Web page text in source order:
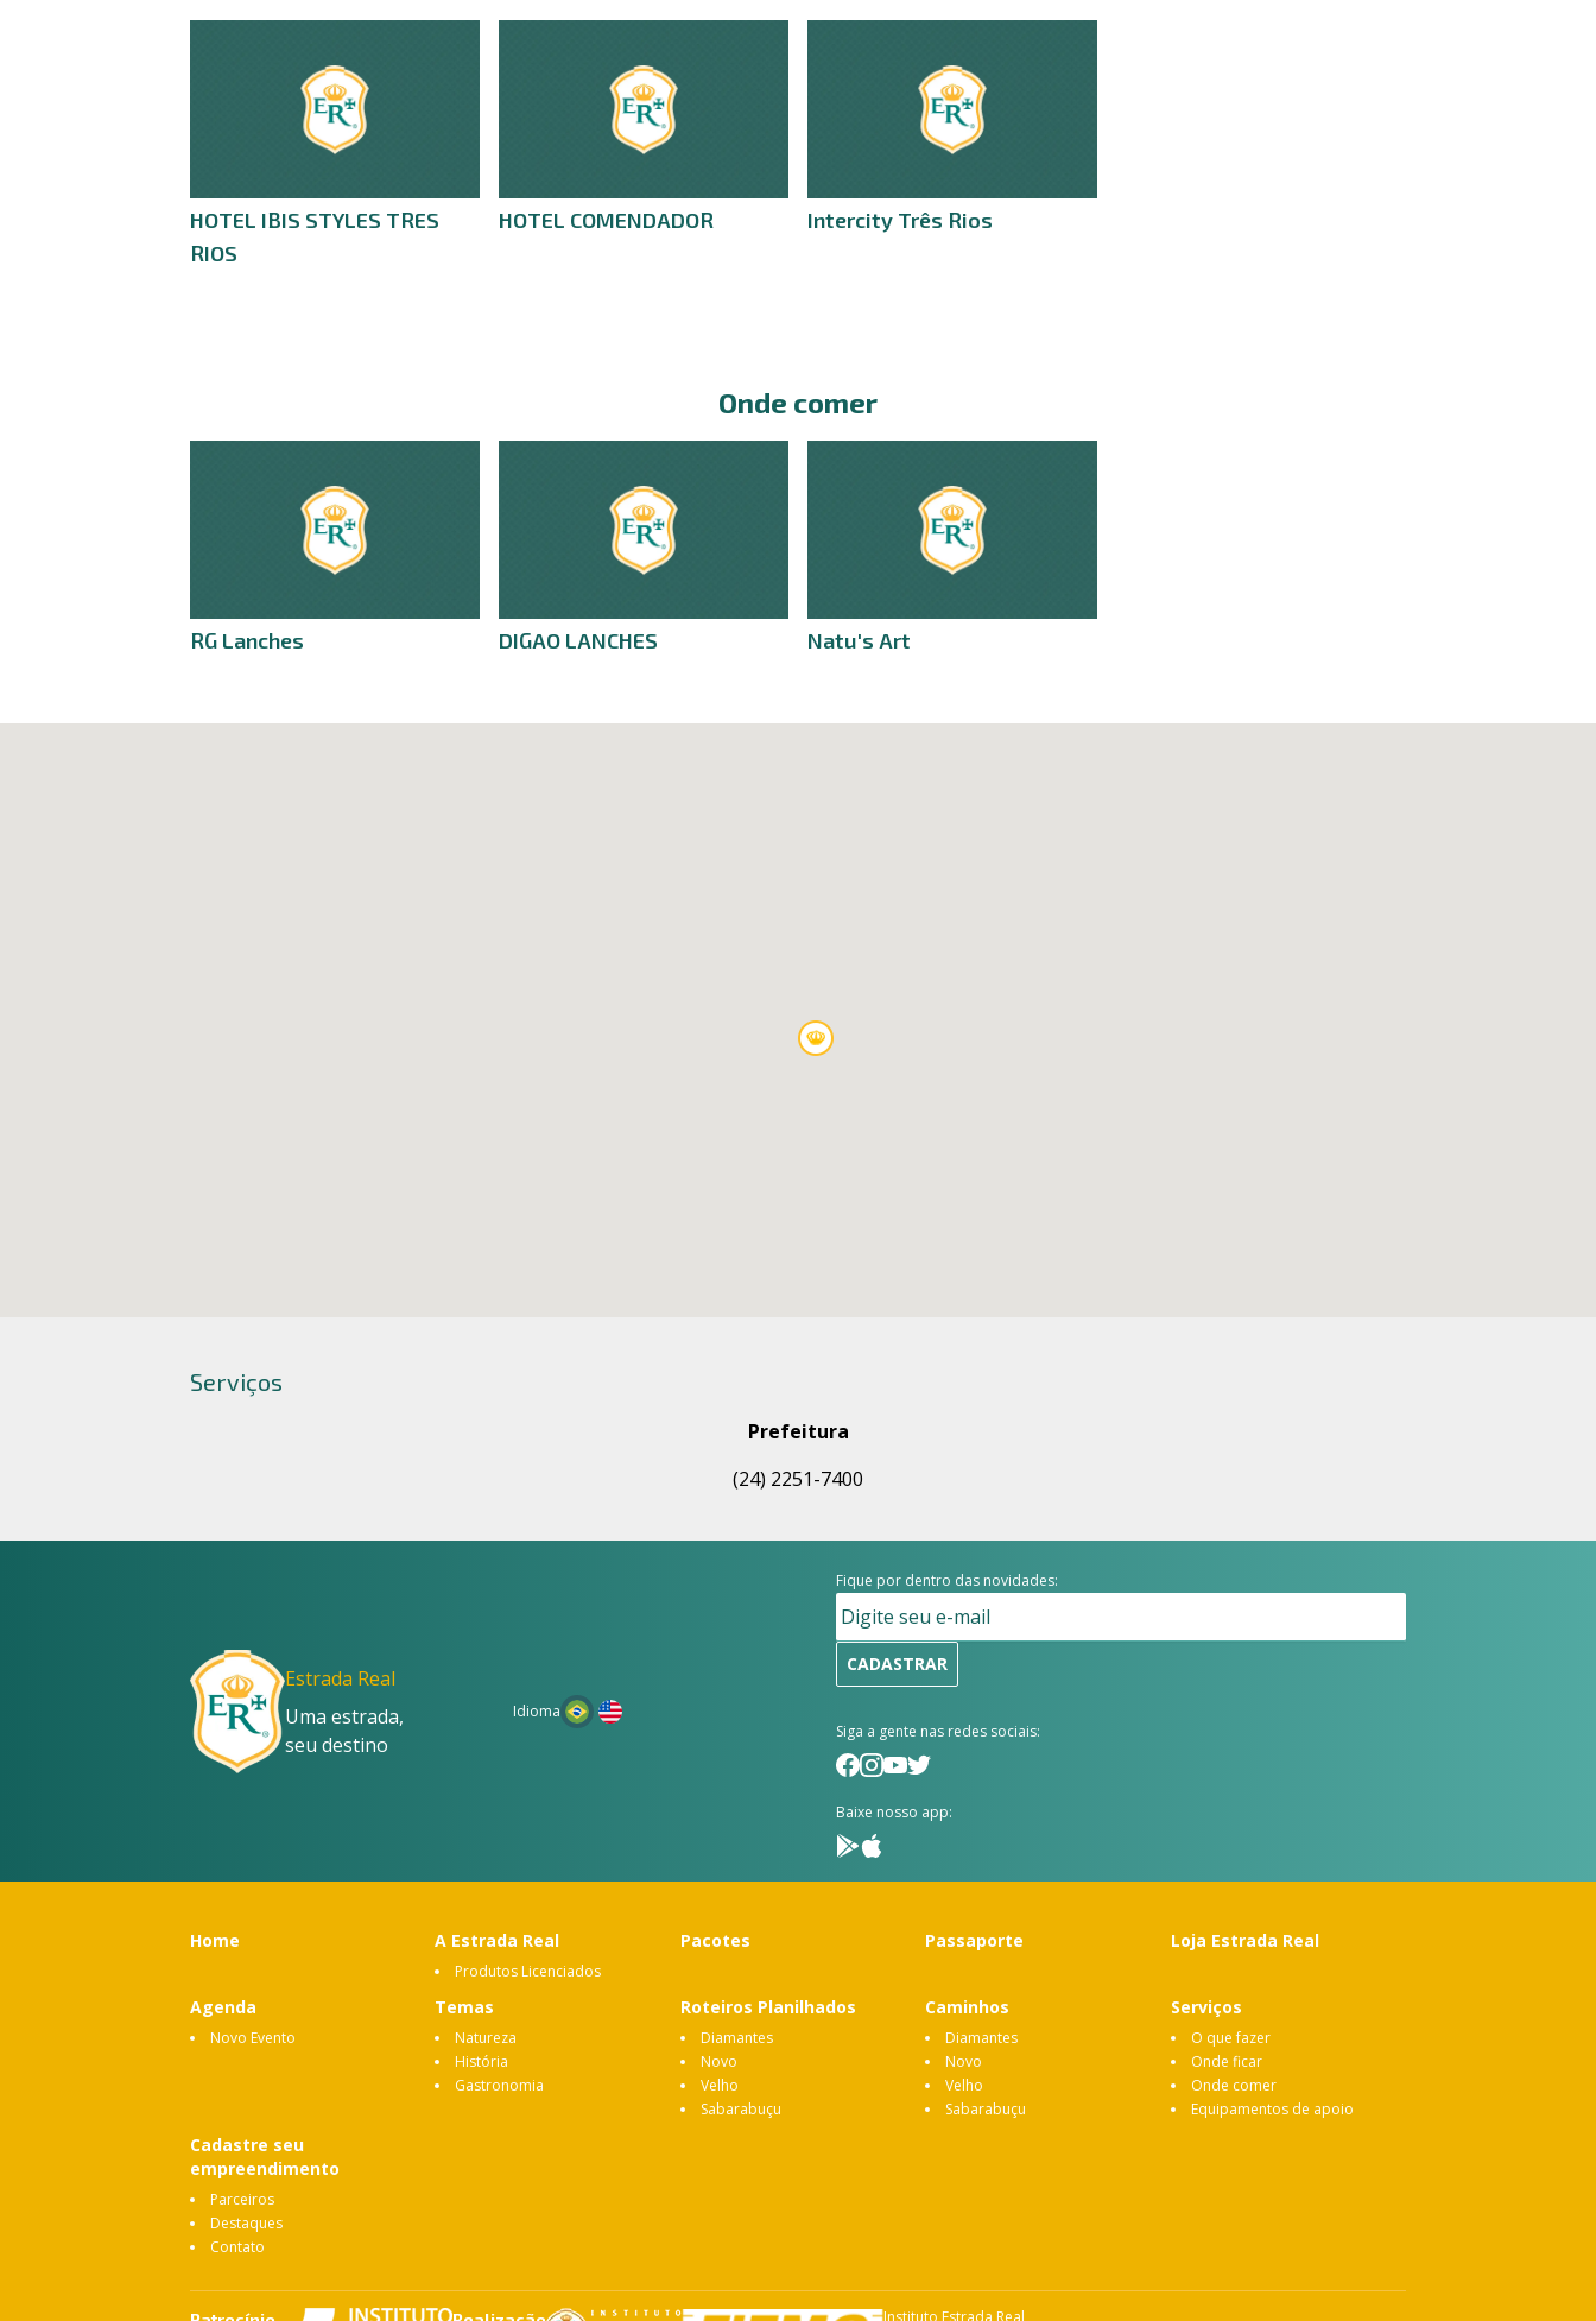
HOTEL IBIS STYLES TRES
RIOS
HOTEL COMENDADOR Intercity Três Rios
Onde comer
RG Lanches DIGAO LANCHES Natu's Art
Serviços
Prefeitura
(24) 2251-7400
Estrada Real
Uma estrada,
seu destino
Idioma
Fique por dentro das novidades:
CADASTRAR
Siga a gente nas redes sociais:
Baixe nosso app:
Home A Estrada Real
Produtos Licenciados
Pacotes Passaporte Loja Estrada Real
Agenda
Novo Evento
Temas
Natureza
História
Gastronomia
Roteiros Planilhados
Diamantes
Novo
Velho
Sabarabuçu
Caminhos
Diamantes
Novo
Velho
Sabarabuçu
Serviços
O que fazer
Onde ficar
Onde comer
Equipamentos de apoio
Cadastre seu
empreendimento
Parceiros
Destaques
Contato
Instituto Estrada Real